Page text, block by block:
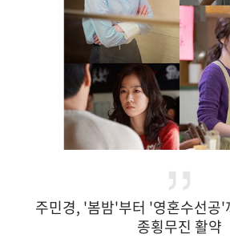
한이상의 심리적 변화과정을
주민경, '봄밤'부터 '영혼수선
종횡무진 활약